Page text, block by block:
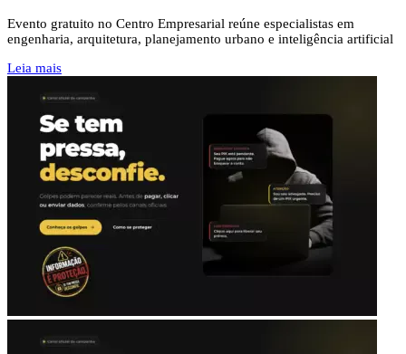
Evento gratuito no Centro Empresarial reúne especialistas em
engenharia, arquitetura, planejamento urbano e inteligência artificial
Leia mais